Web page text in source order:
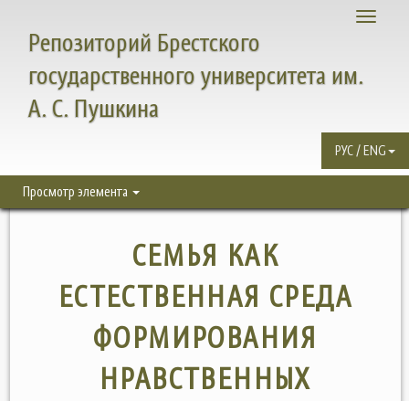
Toggle
Репозиторий Брестского
государственного университета им.
А. С. Пушкина
РУС / ENG
Просмотр элемента
СЕМЬЯ КАК
ЕСТЕСТВЕННАЯ СРЕДА
ФОРМИРОВАНИЯ
НРАВСТВЕННЫХ